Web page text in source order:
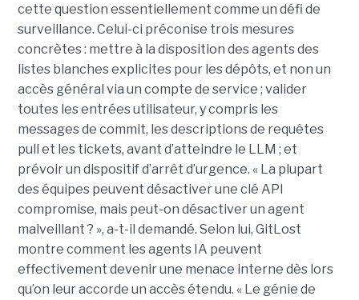
cette question essentiellement comme un défi de
surveillance. Celui-ci préconise trois mesures
concrètes : mettre à la disposition des agents des
listes blanches explicites pour les dépôts, et non un
accès général via un compte de service ; valider
toutes les entrées utilisateur, y compris les
messages de commit, les descriptions de requêtes
pull et les tickets, avant d’atteindre le LLM ; et
prévoir un dispositif d’arrêt d’urgence. « La plupart
des équipes peuvent désactiver une clé API
compromise, mais peut-on désactiver un agent
malveillant ? », a-t-il demandé. Selon lui, GitLost
montre comment les agents IA peuvent
effectivement devenir une menace interne dès lors
qu’on leur accorde un accès étendu. « Le génie de